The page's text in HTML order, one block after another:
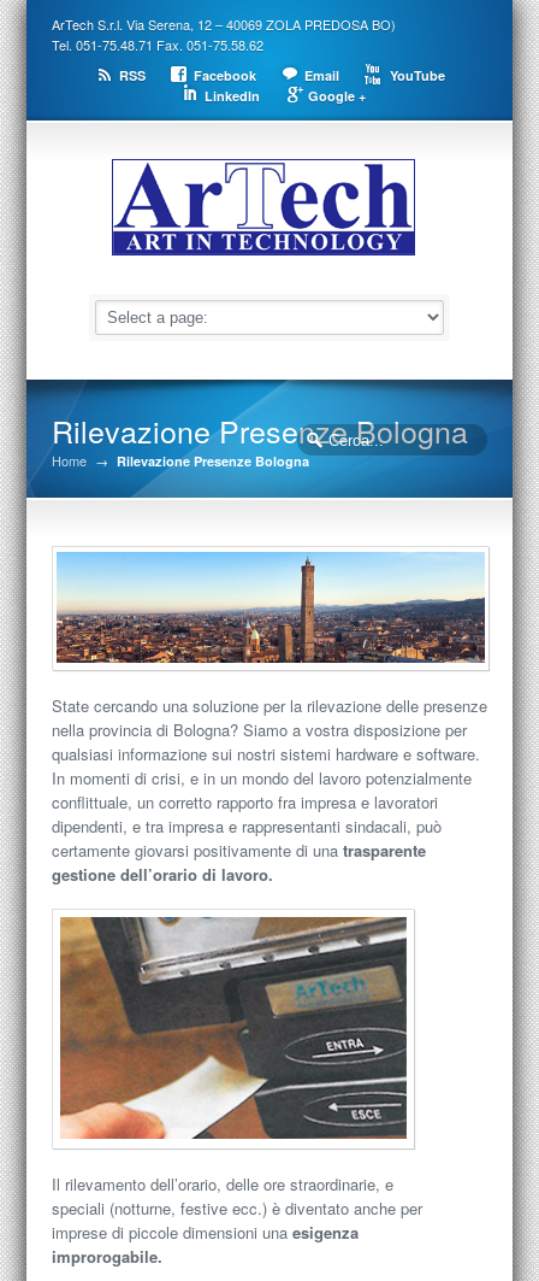
ArTech S.r.l. Via Serena, 12 – 40069 ZOLA PREDOSA BO)
Tel. 051-75.48.71 Fax. 051-75.58.62
RSS Facebook Email
YouTube
LinkedIn
Google +
Rilevazione Presenze Bologna
Home → Rilevazione Presenze Bologna
State cercando una soluzione per la rilevazione delle presenze
nella provincia di Bologna? Siamo a vostra disposizione per
qualsiasi informazione sui nostri sistemi hardware e software.
In momenti di crisi, e in un mondo del lavoro potenzialmente
conflittuale, un corretto rapporto fra impresa e lavoratori
dipendenti, e tra impresa e rappresentanti sindacali, può
certamente giovarsi positivamente di una trasparente
gestione dell’orario di lavoro.
Il rilevamento dell’orario, delle ore straordinarie, e
speciali (notturne, festive ecc.) è diventato anche per
imprese di piccole dimensioni una esigenza
improrogabile.